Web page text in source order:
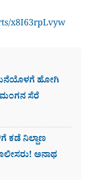
x8I63rpLvyw
ಹೋಗಿ
ಮಂಗನ ಸೆರೆ
ಕಡೆ ನಿಲ್ದಾಣ
ಅನಾಥ